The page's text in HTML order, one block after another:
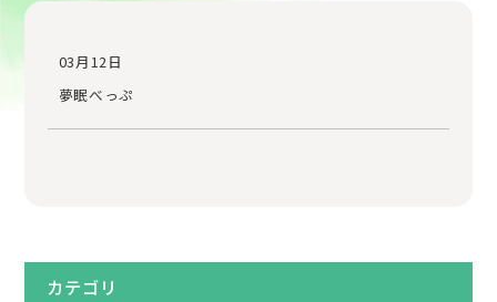
03月12日
夢眠べっぷ
カテゴリ